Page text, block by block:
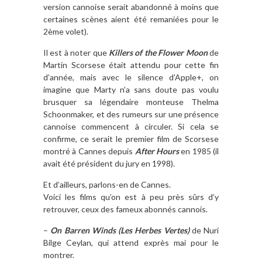
version cannoise serait abandonné à moins que
certaines scènes aient été remaniées pour le
2ème volet).
Il est à noter que Killers of the Flower Moonde
Martin Scorsese était attendu pour cette fin
d’année, mais avec le silence d’Apple+, on
imagine que Marty n’a sans doute pas voulu
brusquer sa légendaire monteuse Thelma
Schoonmaker, et des rumeurs sur une présence
cannoise commencent à circuler. Si cela se
confirme, ce serait le premier film de Scorsese
montré à Cannes depuis After Hoursen 1985 (il
avait été président du jury en 1998).
Et d’ailleurs, parlons-en de Cannes.
Voici les films qu’on est à peu près sûrs d’y
retrouver, ceux des fameux abonnés cannois.
– On Barren Winds (Les Herbes Vertes)de Nuri
Bilge Ceylan, qui attend exprès mai pour le
montrer.